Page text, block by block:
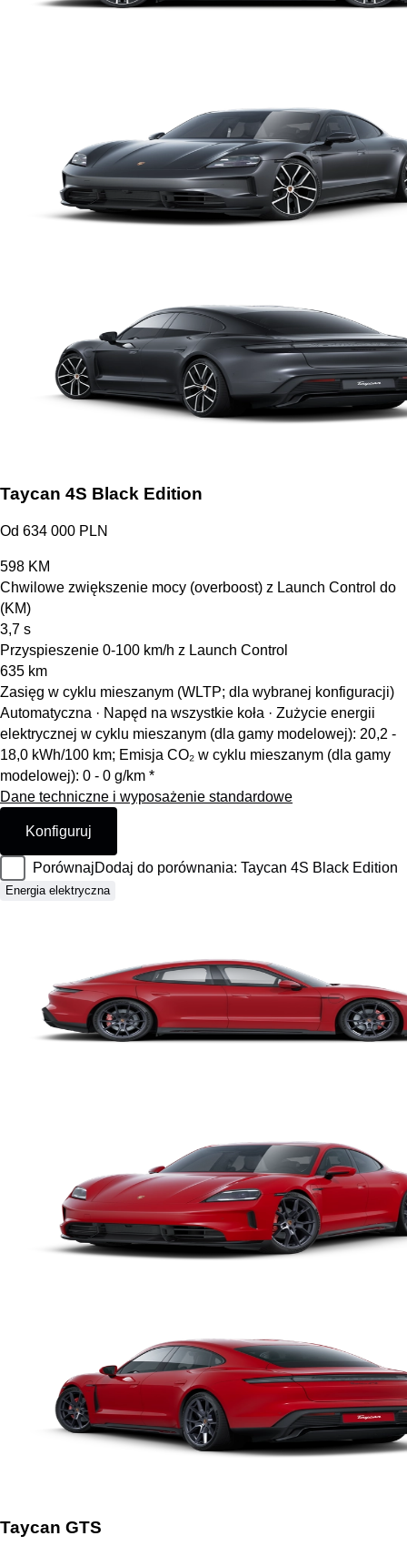
Taycan 4S Black Edition
Od 634 000 PLN
598 KM
Chwilowe zwiększenie mocy (overboost) z Launch Control do
(KM)
3,7 s
Przyspieszenie 0-100 km/h z Launch Control
635 km
Zasięg w cyklu mieszanym (WLTP; dla wybranej konfiguracji)
Automatyczna · Napęd na wszystkie koła · Zużycie energii
elektrycznej w cyklu mieszanym (dla gamy modelowej): 20,2 -
18,0 kWh/100 km; Emisja CO₂ w cyklu mieszanym (dla gamy
modelowej): 0 - 0 g/km *
Dane techniczne i wyposażenie standardowe
Konfiguruj
PorównajDodaj do porównania: Taycan 4S Black Edition
Energia elektryczna
Taycan GTS